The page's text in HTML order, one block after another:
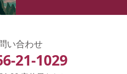
い合わせ
21-1029